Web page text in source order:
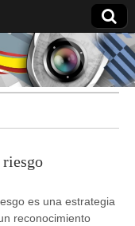
es una estrategia
reconocimiento